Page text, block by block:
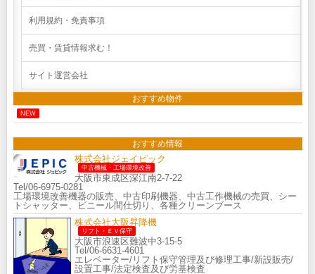
利用規約・免責事項
売買・賃貸情報求む！
サイト運営会社
おすすめ物件
NEW
おすすめ情報
株式会社ジェイピック
中古機械・工場環境改善
大阪市東成区深江南2-7-22
Tel/06-6975-0281
工場環境改善機器の販売、中古印刷機器、中古工作機械の売買、シー
トシャッター、ビニール間仕切り、各種クリーンブース
株式会社大阪昇降機
リフト・ＥＶ保守
大阪市浪速区難波中3-15-5
Tel/06-6631-4601
エレベーター/リフト保守管理及び修理工事/新設販売/
設置工事/法定検査及び労基検査